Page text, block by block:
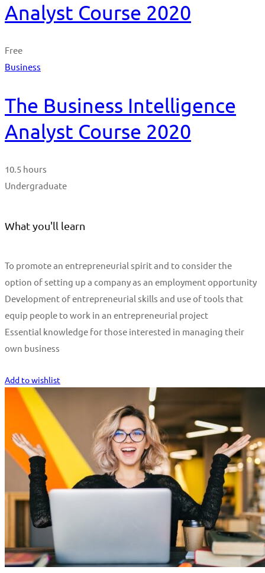
Analyst Course 2020
Free
Business
The Business Intelligence
Analyst Course 2020
10.5 hours
Undergraduate
What you'll learn
To promote an entrepreneurial spirit and to consider the
option of setting up a company as an employment opportunity
Development of entrepreneurial skills and use of tools that
equip people to work in an entrepreneurial project
Essential knowledge for those interested in managing their
own business
Add to wishlist